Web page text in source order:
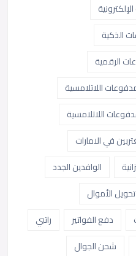
الذكية
الرقمية
اللاتلامسية
اللاتلامسية
في الامارات
الوافدين الجدد
تحويل الأموال
دفع الفواتير
راتبي
شحن الجوال